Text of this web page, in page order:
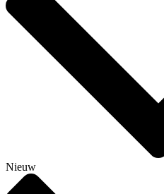
Nieuw